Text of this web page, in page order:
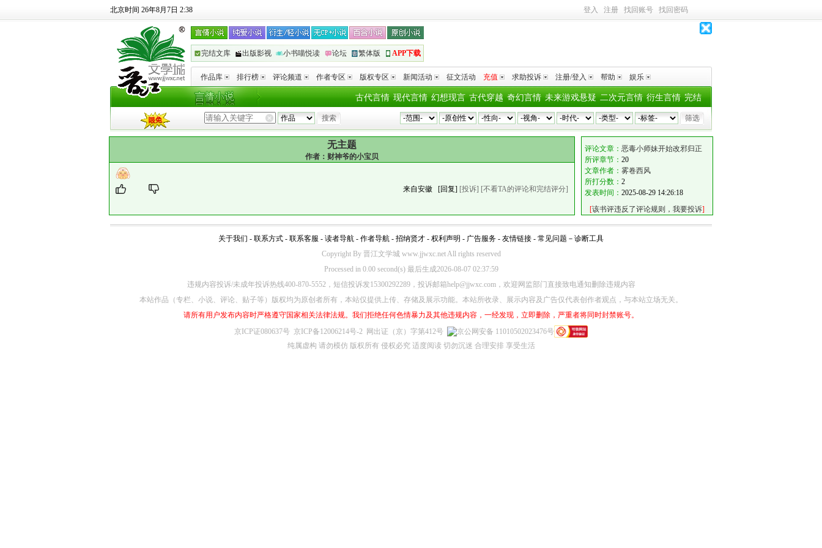
北京时间 26年8月7日 2:38 登入 注册 找回账号 找回密码
完结文库 出版影视 小书喵悦读 论坛 繁体版 APP下载
作品库 排行榜 评论频道 作者专区 版权专区 新闻活动 征文活动 充值 求助投诉 注册/登入 帮助 娱乐
完结
衍生言情
二次元言情
未来游戏悬疑
奇幻言情
古代穿越
幻想现言
现代言情
古代言情
无主题
作者： 财神爷的小宝贝
来自安徽 [回复] [投诉] [不看TA的评论和完结评分]
评论文章： 恶毒小师妹开始改邪归正
所评章节： 20
文章作者： 雾卷西风
所打分数： 2
发表时间： 2025-08-29 14:26:18
[该书评违反了评论规则，我要投诉]
关于我们 - 联系方式 - 联系客服 - 读者导航 - 作者导航 - 招纳贤才 - 权利声明 - 广告服务 - 友情链接 - 常见问题 － 诊断工具
Copyright By 晋江文学城 www.jjwxc.net All rights reserved
Processed in 0.00 second(s) 最后生成2026-08-07 02:37:59
违规内容投诉/未成年投诉热线400-870-5552，短信投诉发15300292289，投诉邮箱help@jjwxc.com，欢迎网监部门直接致电通知删除违规内容
本站作品（专栏、小说、评论、贴子等）版权均为原创者所有，本站仅提供上传、存储及展示功能。本站所收录、展示内容及广告仅代表创作者观点，与本站立场无关。
请所有用户发布内容时严格遵守国家相关法律法规。我们拒绝任何色情暴力及其他违规内容，一经发现，立即删除，严重者将同时封禁账号。
京ICP证080637号 京ICP备12006214号-2 网出证（京）字第412号
京公网安备 11010502023476号
纯属虚构 请勿模仿 版权所有 侵权必究 适度阅读 切勿沉迷 合理安排 享受生活